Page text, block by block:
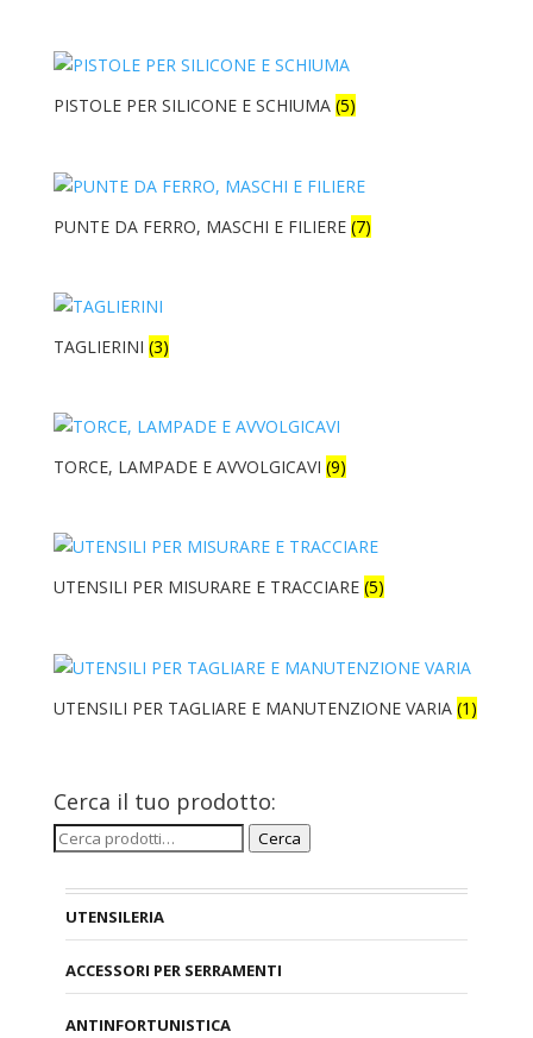
PISTOLE PER SILICONE E SCHIUMA (5)
PUNTE DA FERRO, MASCHI E FILIERE (7)
TAGLIERINI (3)
TORCE, LAMPADE E AVVOLGICAVI (9)
UTENSILI PER MISURARE E TRACCIARE (5)
UTENSILI PER TAGLIARE E MANUTENZIONE VARIA (1)
Cerca il tuo prodotto:
Cerca: Cerca
UTENSILERIA
ACCESSORI PER SERRAMENTI
ANTINFORTUNISTICA